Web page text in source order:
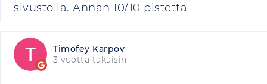
sivustolla. Annan 10/10 pistettä
Timofey Karpov
3 vuotta takaisin